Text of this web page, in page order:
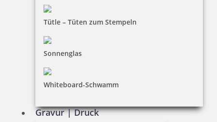
Tütle – Tüten zum Stempeln
Sonnenglas
Whiteboard-Schwamm
Gravur | Druck
Bestellhinweise
INFORMATIONEN
Impressum